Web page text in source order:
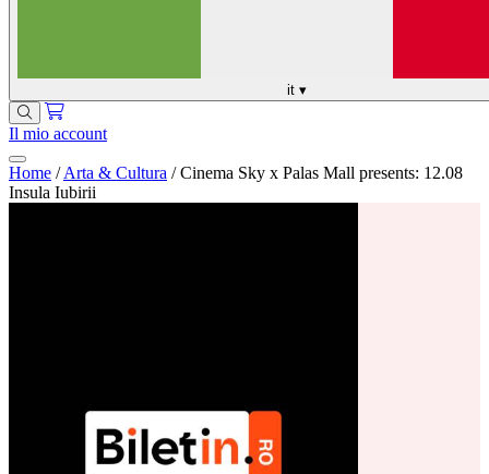
it ▾
Il mio account
Home / Arta & Cultura / Cinema Sky x Palas Mall presents: 12.08
Insula Iubirii